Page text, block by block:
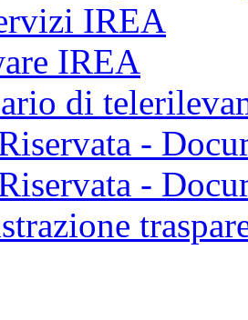
IREA
IREA
di
-
-